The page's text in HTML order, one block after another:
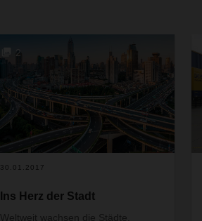
2
30.01.2017
Ins Herz der Stadt
Weltweit wachsen die Städte.